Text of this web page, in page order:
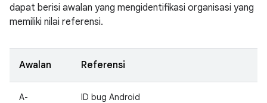
dapat berisi awalan yang mengidentifikasi organisasi yang
memiliki nilai referensi.
Awalan Referensi
A- ID bug Android